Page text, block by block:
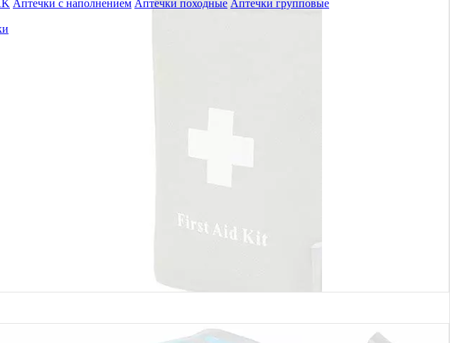
Аптечки с наполнением Аптечки походные Аптечки групповые